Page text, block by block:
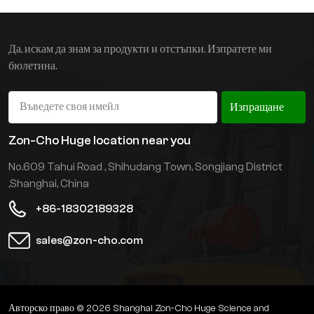
работно време,
батерия. Мачтата е
голям товар при висока
позиция и по-безопасна и
надеждна мачтова
система. Стандартен
стабилна операционна
система. Дизайн на
необходим е по-малък
канал, което ефективно
увеличава площта за
персонализирани
Да, искам да знам за продукти и отстъпки. Изпратете ми
бюлетина.
Изпращане
Zon-Cho Huge location near you
No.609 Tahui Road , Shihudang Town, Songjiang District
,Shanghai, China
+86-18302189328
sales@zon-cho.com
Авторско право © 2026 Shanghai Zon-Cho Huge Science and